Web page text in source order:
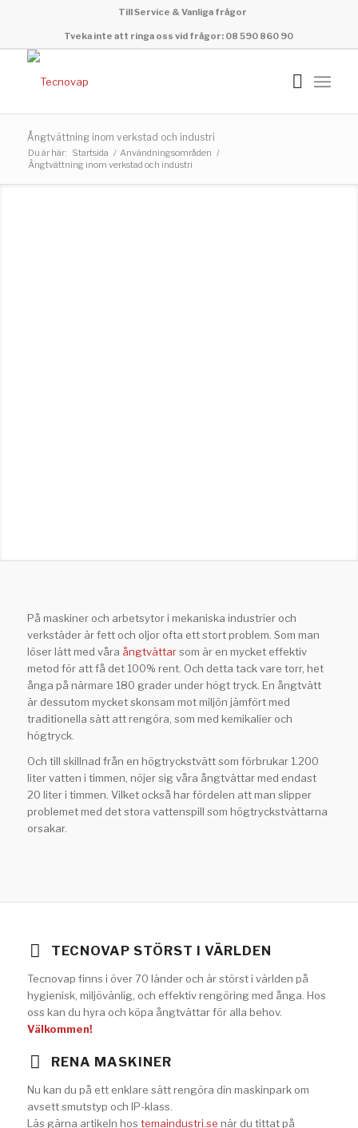
Till Service & Vanliga frågor
Tveka inte att ringa oss vid frågor: 08 590 860 90
Ångtvättning inom verkstad och industri
Du är här: Startsida / Användningsområden /
Ångtvättning inom verkstad och industri
På maskiner och arbetsytor i mekaniska industrier och
verkstäder är fett och oljor ofta ett stort problem. Som man
löser lätt med våra ångtvättarsom är en mycket effektiv
metod för att få det 100% rent. Och detta tack vare torr, het
ånga på närmare 180 grader under högt tryck. En ångtvätt
är dessutom mycket skonsam mot miljön jämfört med
traditionella sätt att rengöra, som med kemikalier och
högtryck.
Och till skillnad från en högtryckstvätt som förbrukar 1.200
liter vatten i timmen, nöjer sig våra ångtvättar med endast
20 liter i timmen. Vilket också har fördelen att man slipper
problemet med det stora vattenspill som högtryckstvättarna
orsakar.
TECNOVAP STÖRST I VÄRLDEN
Tecnovap finns i över 70 länder och är störst i världen på
hygienisk, miljövänlig, och effektiv rengöring med ånga. Hos
oss kan du hyra och köpa ångtvättar för alla behov.
Välkommen!
RENA MASKINER
Nu kan du på ett enklare sätt rengöra din maskinpark om
avsett smutstyp och IP-klass.
Läs gärna artikeln hos temaindustri.se när du tittat på